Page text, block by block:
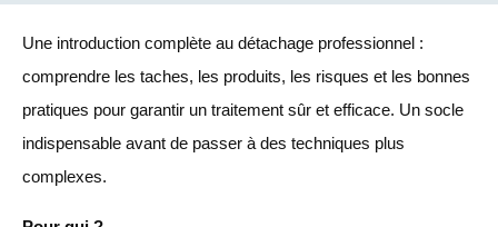
Une introduction complète au détachage professionnel :
comprendre les taches, les produits, les risques et les bonnes
pratiques pour garantir un traitement sûr et efficace. Un socle
indispensable avant de passer à des techniques plus
complexes.